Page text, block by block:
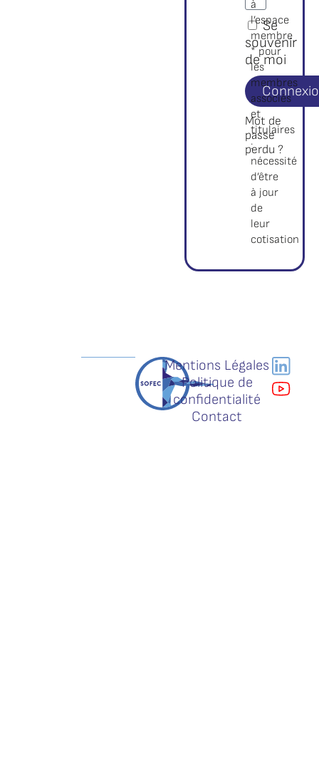
Se
souvenir
de moi
Mot de
passe
perdu ?
à
l’espace
membre
* pour
les
membres
associés
et
titulaires
:
nécessité
d’être
à jour
de
leur
cotisation
Mentions Légales
Politique de
confidentialité
Contact